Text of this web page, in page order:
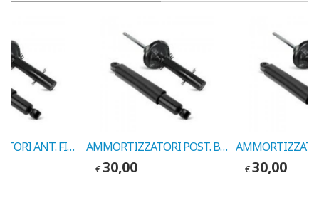
AMMORTIZZATORI ANT. FIAT PUNTO 1.2 16V GAS 1999-> COD.MARELLI 1775G AMMORTIZZATORI POST. BRAVO-A 1.8-1.9 TD-JTD 1995->2001 COD.MARELLI 1794G
€30,00 €30,00